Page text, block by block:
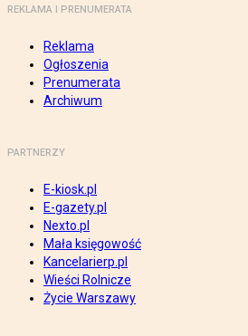
REKLAMA I PRENUMERATA
Reklama
Ogłoszenia
Prenumerata
Archiwum
PARTNERZY
E-kiosk.pl
E-gazety.pl
Nexto.pl
Mała księgowość
Kancelarierp.pl
Wieści Rolnicze
Życie Warszawy